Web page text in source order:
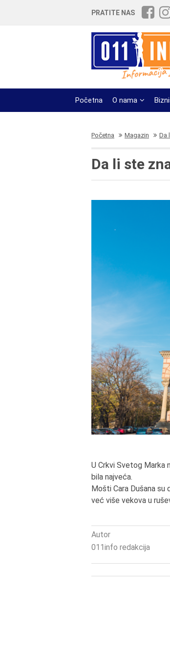
PRATITE NAS
Početna O nama
Početna Magazin Da
Da li ste
U Crkvi Svetog Marka
bila najveća.
Mošti Cara Dušana su
već više vekova u
Autor
011info redakcija